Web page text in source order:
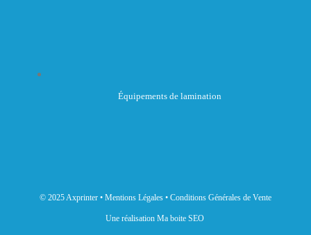
Équipements de lamination
© 2025 Axprinter • Mentions Légales • Conditions Générales de Vente
Une réalisation Ma boite SEO